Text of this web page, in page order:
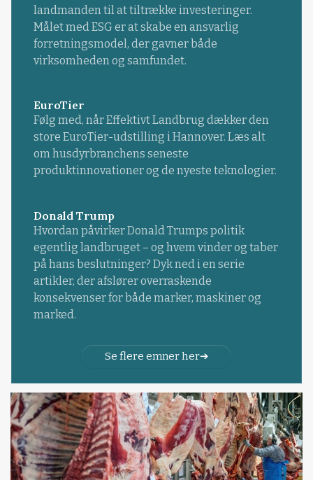
landmanden til at tiltrække investeringer.
Målet med ESG er at skabe en ansvarlig
forretningsmodel, der gavner både
virksomheden og samfundet.
EuroTier
Følg med, når Effektivt Landbrug dækker den
store EuroTier-udstilling i Hannover. Læs alt
om husdyrbranchens seneste
produktinnovationer og de nyeste teknologier.
Donald Trump
Hvordan påvirker Donald Trumps politik
egentlig landbruget – og hvem vinder og taber
på hans beslutninger? Dyk ned i en serie
artikler, der afslører overraskende
konsekvenser for både marker, maskiner og
marked.
Se flere emner her